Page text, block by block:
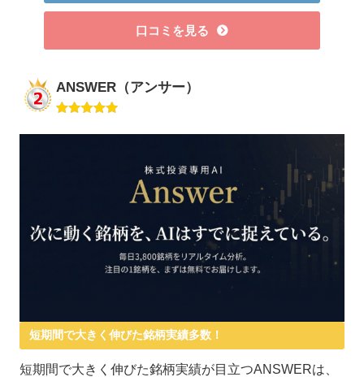
口コミを見る
ANSWER（アンサー）
短期間で大きく伸びた銘柄実績多数！
短期間で大きく伸びた銘柄実績が目立つANSWERは、